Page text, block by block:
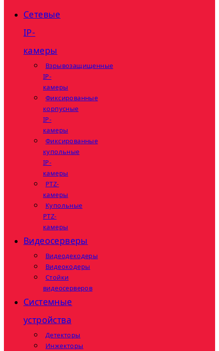
Сетевые
IP-
камеры
Взрывозащищенные
IP-
камеры
Фиксированные
корпусные
IP-
камеры
Фиксированные
купольные
IP-
камеры
PTZ-
камеры
Купольные
PTZ-
камеры
Видеосерверы
Видеодекодеры
Видеокодеры
Стойки
видеосерверов
Системные
устройства
Детекторы
Инжекторы